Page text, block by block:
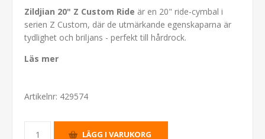
Zildjian 20" Z Custom Ride är en 20" ride-cymbal i
serien Z Custom, där de utmärkande egenskaparna är
tydlighet och briljans - perfekt till hårdrock.
Läs mer
Artikelnr: 429574